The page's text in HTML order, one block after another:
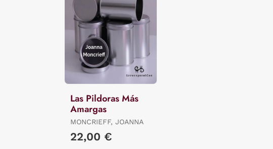
Las Pildoras Más
Amargas
MONCRIEFF, JOANNA
22,00 €